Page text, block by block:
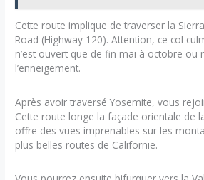
Cette route implique de traverser la
Road (Highway 120). Attention, ce col
n’est ouvert que de fin mai à octobre ou
l’enneigement.
Après avoir traversé Yosemite, vous
Cette route longe la façade orientale de
offre des vues imprenables sur les
plus belles routes de Californie.